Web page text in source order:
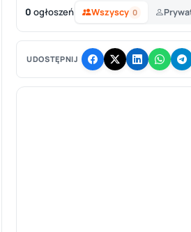
0 ogłoszeń Wszyscy 0
UDOSTĘPNIJ